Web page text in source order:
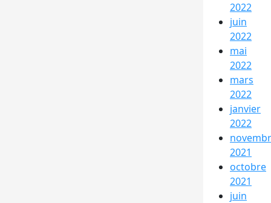
2022
juin
2022
mai
2022
mars
2022
janvier
2022
2021
octobre
2021
juin